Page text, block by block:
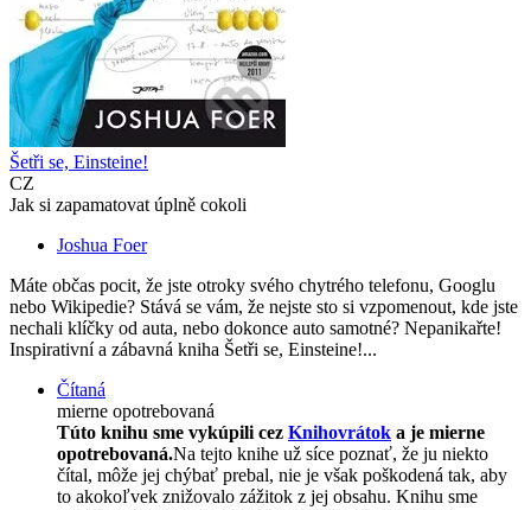
Šetři se, Einsteine!
CZ
Jak si zapamatovat úplně cokoli
Joshua Foer
Máte občas pocit, že jste otroky svého chytrého telefonu, Googlu
nebo Wikipedie? Stává se vám, že nejste sto si vzpomenout, kde jste
nechali klíčky od auta, nebo dokonce auto samotné? Nepanikařte!
Inspirativní a zábavná kniha Šetři se, Einsteine!...
Čítaná
mierne opotrebovaná
Túto knihu sme vykúpili cez Knihovrátok a je mierne
opotrebovaná.Na tejto knihe už síce poznať, že ju niekto
čítal, môže jej chýbať prebal, nie je však poškodená tak, aby
to akokoľvek znižovalo zážitok z jej obsahu. Knihu sme